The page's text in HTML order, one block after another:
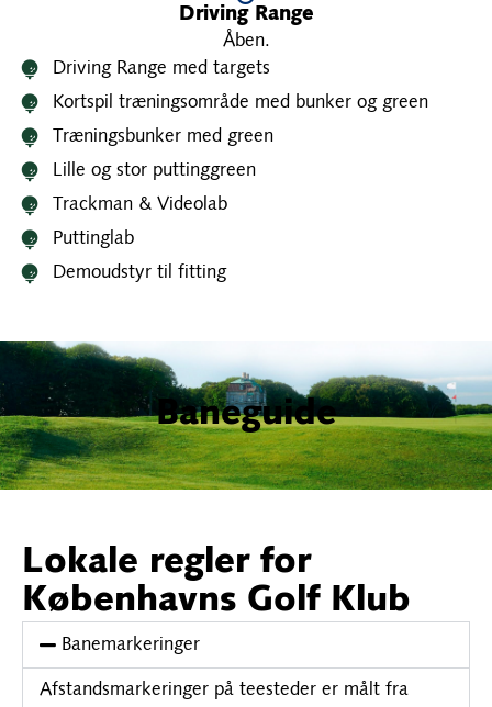
Driving Range
Åben.
Driving Range med targets
Kortspil træningsområde med bunker og green
Træningsbunker med green
Lille og stor puttinggreen
Trackman & Videolab
Puttinglab
Demoudstyr til fitting
Baneguide
Lokale regler for
Københavns Golf Klub
Banemarkeringer
Afstandsmarkeringer på teesteder er målt fra